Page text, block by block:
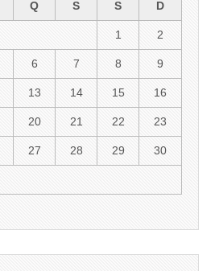
Q S S D
1 2
6 7 8 9
13 14 15 16
20 21 22 23
27 28 29 30